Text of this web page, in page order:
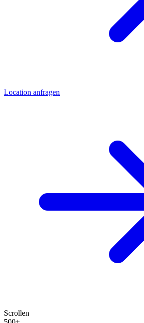
Location anfragen
Scrollen